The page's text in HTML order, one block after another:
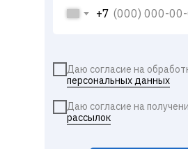
+7
Даю согласие на
персональных данных
Даю согласие на
рассылок